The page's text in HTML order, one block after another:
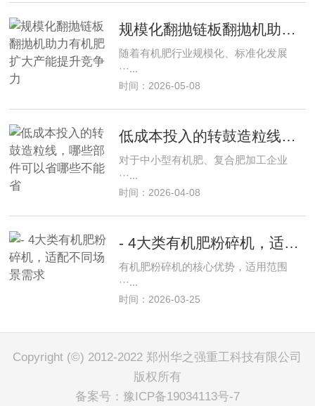
随着有机肥行业规模化、标准化发展
···...
时间：2026-05-08
对于中小型有机肥、复合肥加工企业
···...
时间：2026-04-08
- 4大类有机肥粉碎机，适配不同场景需求
有机肥粉碎机的核心优势，适用范围
···...
时间：2026-03-25
Copyright (©) 2012-2022 郑州华之强重工科技有限公司
版权所有
备案号： 豫ICP备19034113号-7